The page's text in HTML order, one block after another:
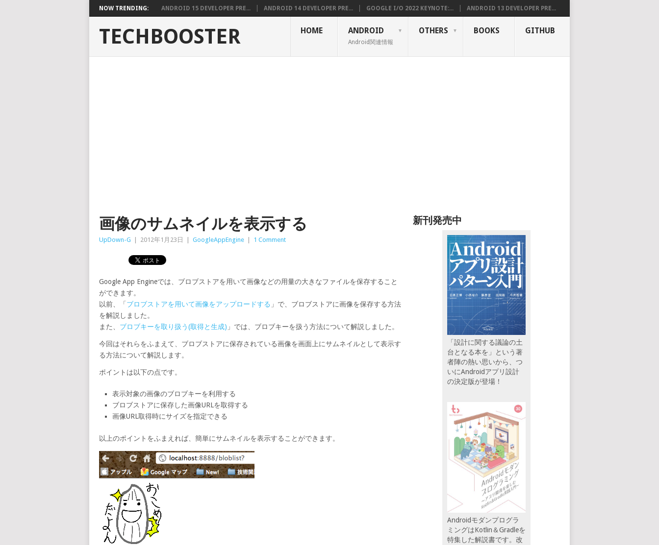
NOW TRENDING: ANDROID 15 DEVELOPER PRE... ANDROID 14 DEVELOPER PRE... GOOGLE I/O 2022 KEYNOTE:... ANDROID 13 DEVELOPER PRE...
TECHBOOSTER HOME ANDROID
Android関連情報
OTHERS BOOKS GITHUB
画像のサムネイルを表示する
UpDown-G 2012年1月23日 GoogleAppEngine 1 Comment
Google App Engineでは、ブロブストアを用いて画像などの用量の大きなファイルを保存すること
ができます。
以前、「 ブロブストアを用いて画像をアップロードする 」で、ブロブストアに画像を保存する方法
を解説しました。
また、 ブロブキーを取り扱う(取得と生成) 」では、ブロブキーを扱う方法について解説しました。
今回はそれらをふまえて、ブロブストアに保存されている画像を画面上にサムネイルとして表示す
る方法について解説します。
ポイントは以下の点です。
表示対象の画像のブロブキーを利用する
ブロブストアに保存した画像URLを取得する
画像URL取得時にサイズを指定できる
以上のポイントをふまえれば、簡単にサムネイルを表示することができます。
新刊発売中
「設計に関する議論の土
台となる本を」という著
者陣の熱い思いから、つ
いにAndroidアプリ設計
の決定版が登場！
Androidモダンプログラ
ミングはKotlin＆Gradleを
特集した解説書です。改